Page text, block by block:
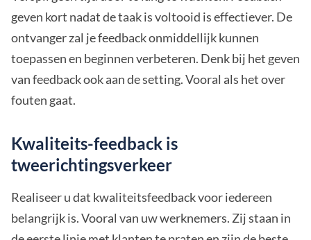
geven kort nadat de taak is voltooid is effectiever. De
ontvanger zal je feedback onmiddellijk kunnen
toepassen en beginnen verbeteren. Denk bij het geven
van feedback ook aan de setting. Vooral als het over
fouten gaat.
Kwaliteits-feedback is
tweerichtingsverkeer
Realiseer u dat kwaliteitsfeedback voor iedereen
belangrijk is. Vooral van uw werknemers. Zij staan in